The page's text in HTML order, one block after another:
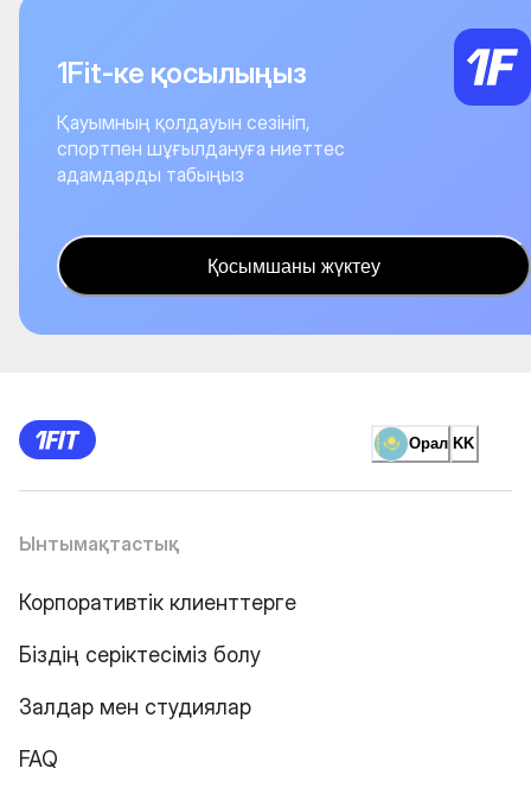
1Fit-ке қосылыңыз
Қауымның қолдауын сезініп,
спортпен шұғылдануға ниеттес
адамдарды табыңыз
Қосымшаны жүктеу
Орал KK
Ынтымақтастық
Корпоративтік клиенттерге
Біздің серіктесіміз болу
Залдар мен студиялар
FAQ